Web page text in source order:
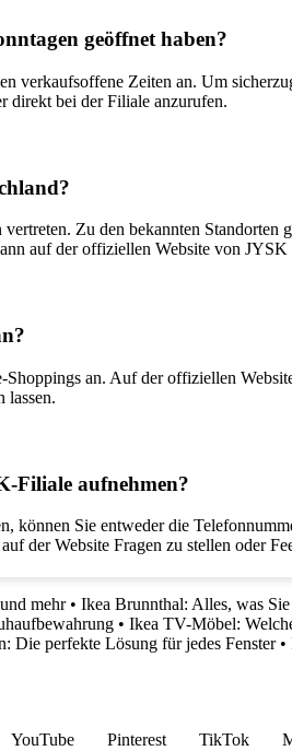
geöffnet haben?
verkaufsoffene Zeiten an. Um
direkt bei der Filiale anzurufen.
Zu den bekannten
auf der offiziellen Website von JYSK
an. Auf der offiziellen
lassen.
Filiale aufnehmen?
können Sie entweder die
der Website Fragen zu stellen oder
mehr• Ikea Brunnthal: Alles, was
• Ikea TV-Möbel:
Die perfekte Lösung für jedes Fenster•
YouTube Pinterest TikTok